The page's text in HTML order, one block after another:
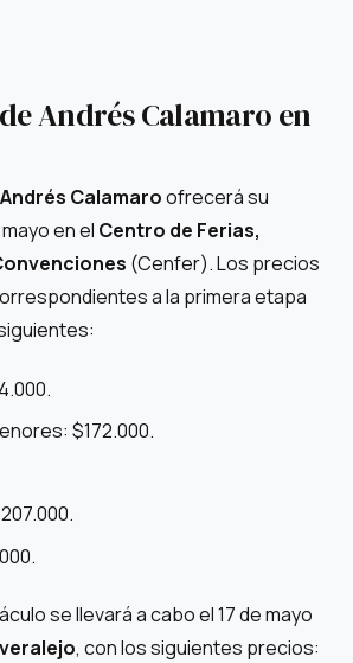
Andrés Calamaro en
Andrés Calamaroofrecerá su
en el Centro de Ferias,
(Cenfer). Los precios
a la primera etapa
$172.000.
se llevará a cabo el 17 de mayo
, con los siguientes precios: